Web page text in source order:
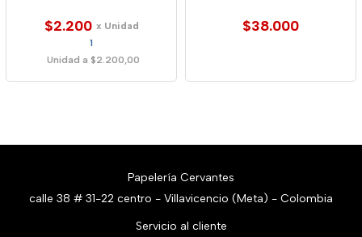
$2.200 x Unidad
1
Unidad a $2.200,00
$38.000
Papelería Cervantes
calle 38 # 31-22 centro - Villavicencio (Meta) - Colombia
Servicio al cliente